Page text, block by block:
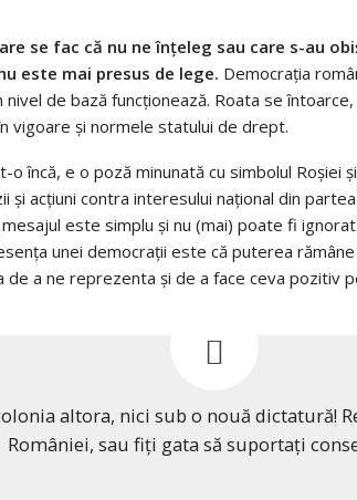
se fac că nu ne înţeleg sau care s-au
este mai presus de lege. Democraţia
nivel de bază funcţionează. Roata se
vigoare şi normele statului de drept.
o încă, e o poză minunată cu simbolul Roşiei
şi acţiuni contra interesului naţional din
este simplu şi nu (mai) poate fi
unei democraţii este că puterea
de a ne reprezenta şi de a face ceva pozitiv
altora, nici sub o nouă dictatură!
României, sau fiţi gata să suportaţi